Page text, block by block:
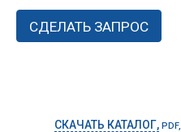
СКАЧАТЬ КАТАЛОГ,